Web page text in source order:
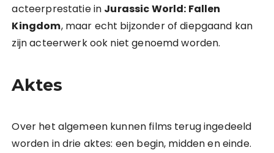
acteerprestatie in Jurassic World: Fallen
Kingdom, maar echt bijzonder of diepgaand kan
zijn acteerwerk ook niet genoemd worden.
Aktes
Over het algemeen kunnen films terug ingedeeld
worden in drie aktes: een begin, midden en einde.